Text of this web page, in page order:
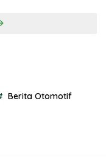
Berita Otomotif